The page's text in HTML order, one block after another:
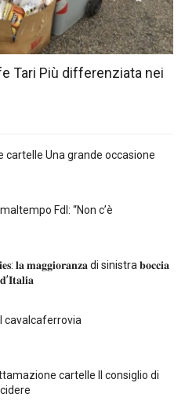
Tari Più differenziata nei
Una grande occasione
FdI: “Non c’è
𝐥𝐚 𝐦𝐚𝐠𝐠𝐢𝐨𝐫𝐚𝐧𝐳𝐚 di sinistra 𝐛𝐨𝐜𝐜𝐢𝐚
cavalcaferrovia
cartelle Il consiglio di